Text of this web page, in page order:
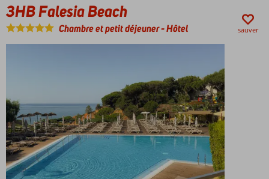
3HB Falesia Beach
Chambre et petit déjeuner-Hôtel sauver